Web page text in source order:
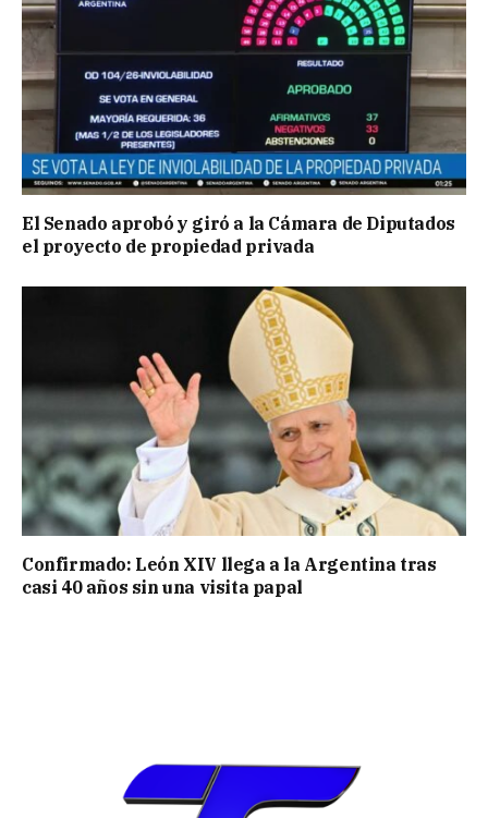
El Senado aprobó y giró a la Cámara de Diputados
el proyecto de propiedad privada
Confirmado: León XIV llega a la Argentina tras
casi 40 años sin una visita papal